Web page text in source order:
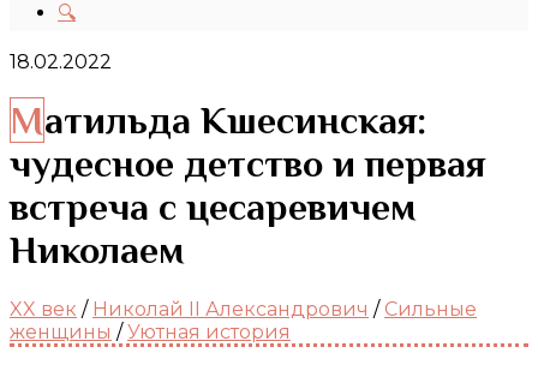
🔍
18.02.2022
Матильда Кшесинская:
чудесное детство и первая
встреча с цесаревичем
Николаем
XX век / Николай II Александрович / Сильные
женщины /Уютная история